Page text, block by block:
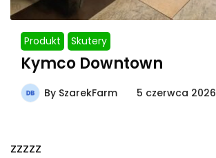
Produkt Skutery
Kymco Downtown
By SzarekFarm 5 czerwca 2026
zzzzz